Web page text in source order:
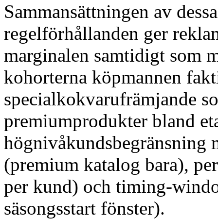
Sammansättningen av
regelförhållanden ger
marginalen samtidigt som
kohorterna köpmannen
specialkokvarufrämjande
premiumprodukter bland
högnivåkundsbegränsning
(premium katalog bara),
per kund) och timing-
säsongsstart fönster).